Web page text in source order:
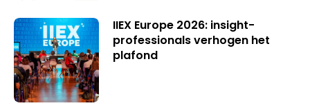
IIEX Europe 2026: insight-
professionals verhogen het
plafond